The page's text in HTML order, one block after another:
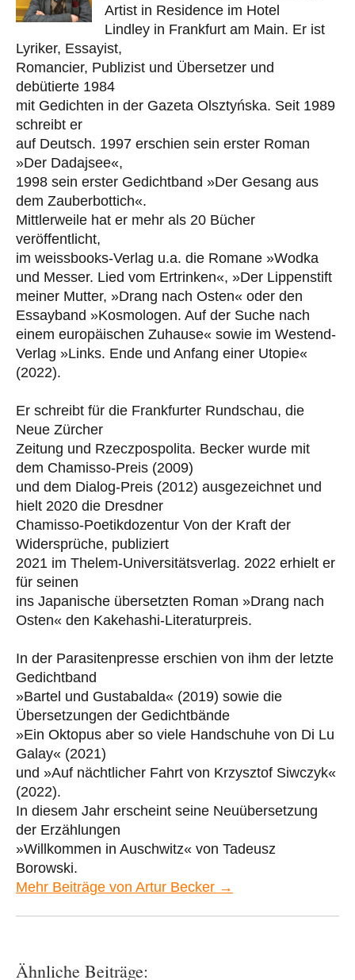
Artist in Residence im Hotel
Lindley in Frankfurt am Main. Er ist
Lyriker, Essayist,
Romancier, Publizist und Übersetzer und
debütierte 1984
mit Gedichten in der Gazeta Olsztyńska. Seit 1989
schreibt er
auf Deutsch. 1997 erschien sein erster Roman
»Der Dadajsee«,
1998 sein erster Gedichtband »Der Gesang aus
dem Zauberbottich«.
Mittlerweile hat er mehr als 20 Bücher
veröffentlicht,
im weissbooks-Verlag u.a. die Romane »Wodka
und Messer. Lied vom Ertrinken«, »Der Lippenstift
meiner Mutter, »Drang nach Osten« oder den
Essayband »Kosmologen. Auf der Suche nach
einem europäischen Zuhause« sowie im Westend-
Verlag »Links. Ende und Anfang einer Utopie«
(2022).
Er schreibt für die Frankfurter Rundschau, die
Neue Zürcher
Zeitung und Rzeczpospolita. Becker wurde mit
dem Chamisso-Preis (2009)
und dem Dialog-Preis (2012) ausgezeichnet und
hielt 2020 die Dresdner
Chamisso-Poetikdozentur Von der Kraft der
Widersprüche, publiziert
2021 im Thelem-Universitätsverlag. 2022 erhielt er
für seinen
ins Japanische übersetzten Roman »Drang nach
Osten« den Kakehashi-Literaturpreis.
In der Parasitenpresse erschien von ihm der letzte
Gedichtband
»Bartel und Gustabalda« (2019) sowie die
Übersetzungen der Gedichtbände
»Ein Oktopus aber so viele Handschuhe von Di Lu
Galay« (2021)
und »Auf nächtlicher Fahrt von Krzysztof Siwczyk«
(2022).
In diesem Jahr erscheint seine Neuübersetzung
der Erzählungen
»Willkommen in Auschwitz« von Tadeusz
Borowski.
Mehr Beiträge von Artur Becker →
Ähnliche Beiträge: